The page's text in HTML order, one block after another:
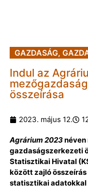
GAZDASÁG,
Indul az
összeírása
2023. május 12.
Agrárium 2023
gazdaságszerkezeti
Statisztikai Hivatal
között zajló
statisztikai adatokkal